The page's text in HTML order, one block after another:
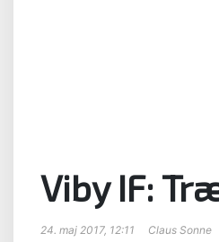
Viby IF:
24. maj 2017, 12:11 Claus Sonne